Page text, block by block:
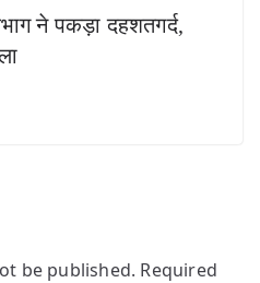
ने पकड़ा दहशतगर्द,
be published. Required